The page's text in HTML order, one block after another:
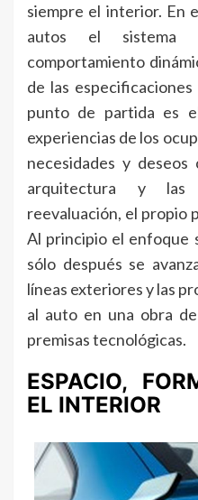
siempre el interior. En
autos el
comportamiento
de las
punto de partida es
experiencias de los
necesidades y
arquitectura y las
reevaluación, el propio
Al principio el enfoque
sólo después se
líneas exteriores y las
al auto en una obra
premisas tecnológicas.
ESPACIO,
EL INTERIOR